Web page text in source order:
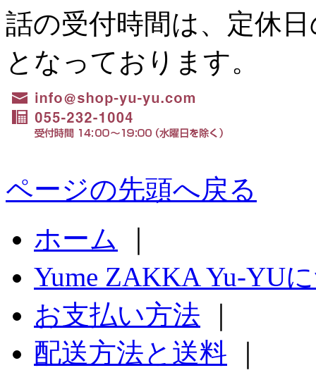
話の受付時間は、定休
となっております。
ページの先頭へ戻る
ホーム
Yume ZAKKA Yu-YU
お支払い方法
配送方法と送料